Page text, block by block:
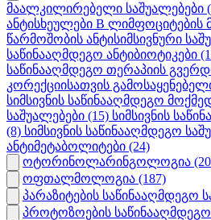
მაალკილირებელი საშუალებები
ანტისხეულები B ლიმფოციტების
წარმოშობის ანტისიმსივნური
საწინააღმდეგო ანტიბიოტიკები
საწინააღმდეგო თერაპიის
კორექციისათვის
სიმსივნის საწინააღმდეგო
საშუალებები (15) სიმსივნის
(8) სიმსივნის საწინააღმდეგო
ანტიმეტაბოლიტები (24)
ოტორინოლარინგოლოგია
ოფთალმოლოგია (187)
პარაზიტების საწინააღმდეგო
პროტოზოების საწინააღმდეგო